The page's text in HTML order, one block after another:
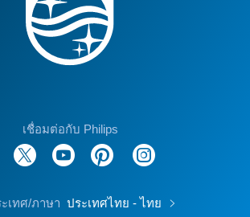
เชื่อมต่อกับ Philips
เทศ/ภาษา ประเทศไทย - ไทย